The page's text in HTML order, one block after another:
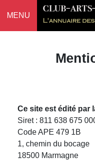
MENU
Ce site est édité par
Siret : 811 638 675
Code APE 479 1B
1, chemin du bocage
18500 Marmagne